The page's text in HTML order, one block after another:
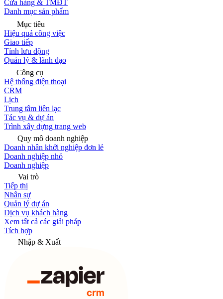
Cửa hàng & TMĐT
Danh mục sản phẩm
Mục tiêu
Hiệu quả công việc
Giao tiếp
Tính lưu động
Quản lý & lãnh đạo
Công cụ
Hệ thống điện thoại
CRM
Lịch
Trung tâm liên lạc
Tác vụ & dự án
Trình xây dựng trang web
Quy mô doanh nghiệp
Doanh nhân khởi nghiệp đơn lẻ
Doanh nghiệp nhỏ
Doanh nghiệp
Vai trò
Tiếp thị
Nhân sự
Quản lý dự án
Dịch vụ khách hàng
Xem tất cả các giải pháp
Tích hợp
Nhập & Xuất